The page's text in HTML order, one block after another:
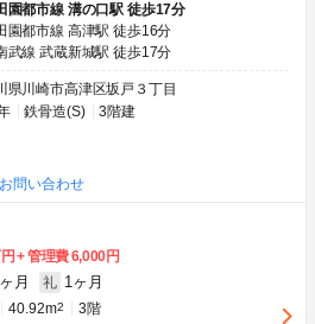
園都市線 溝の口駅 徒歩17分
園都市線 高津駅 徒歩16分
武線 武蔵新城駅 徒歩17分
県川崎市高津区坂戸３丁目
鉄骨造(S) 3階建
問い合わせ
管理費6,000円
月 礼 1ヶ月
40.92m2 3階